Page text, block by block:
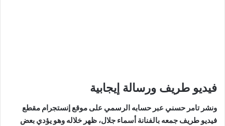
فيديو طريف ورسالة إيجابية
ونشر تامر حسني عبر حسابه الرسمي على موقع إنستجرام مقطع
فيديو طريف جمعه بالفنانة أسماء جلال، ظهر خلاله وهو يؤدي بعض